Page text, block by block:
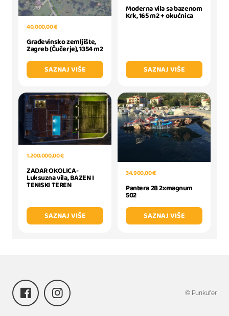
40.000,00 €
Građevinsko zemljište,
Zagreb (Čučerje), 1354 m2
SAZNAJ VIŠE
Moderna vila sa bazenom
Krk, 165 m2 + okućnica
SAZNAJ VIŠE
1.200.000,00 €
ZADAR OKOLICA-
Luksuzna vila, BAZEN I
TENISKI TEREN
SAZNAJ VIŠE
34.900,00 €
Pantera 28 2xmagnum
502
SAZNAJ VIŠE
© Punkufer